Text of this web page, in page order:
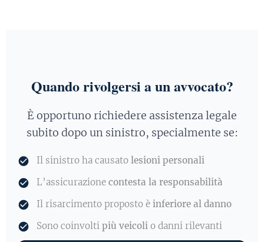
Quando rivolgersi a un avvocato?
È opportuno richiedere assistenza legale
subito dopo un sinistro, specialmente se:
Il sinistro ha causato lesioni personali
L’assicurazione contesta la responsabilità
Il risarcimento proposto è inferiore al danno
Sono coinvolti più veicoli o danni rilevanti